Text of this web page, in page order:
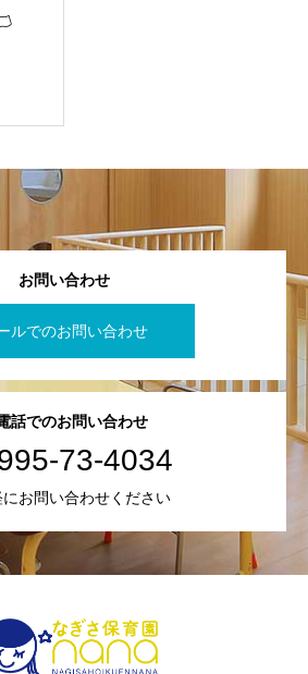
🏳
お問い合わせ
ルでのお問い合わせ
話でのお問い合わせ
73-4034
にお問い合わせください